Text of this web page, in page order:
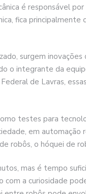
é responsável
fica
surgem
o integrante da
de Lavras,
testes para
em
robôs, o hóquei de
mas é tempo
com a curiosidade